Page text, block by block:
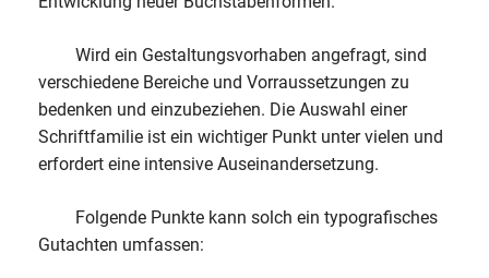
Wird ein Gestaltungsvorhaben angefragt, sind
verschiedene Bereiche und Vorraussetzungen zu
bedenken und einzubeziehen. Die Auswahl einer
Schriftfamilie ist ein wichtiger Punkt unter vielen und
erfordert eine intensive Auseinandersetzung.
Folgende Punkte kann solch ein typografisches
Gutachten umfassen: